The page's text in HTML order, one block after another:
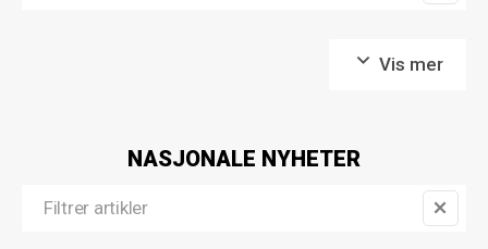
Vis mer
NASJONALE NYHETER